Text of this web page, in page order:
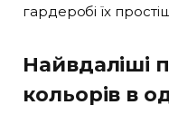
гардеробі їх
Найвдаліші
кольорів в